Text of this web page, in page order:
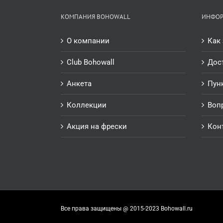
КОМПАНИЯ BOHOWALL
О компании
Club Bohowall
Анкета
Коллекции
Акция на фрески
Как
Все права защищены @ 2015-2023 Bohowall.ru